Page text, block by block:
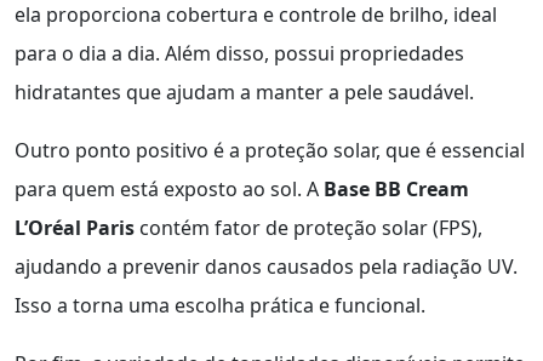
ela proporciona cobertura e controle de brilho, ideal
para o dia a dia. Além disso, possui propriedades
hidratantes que ajudam a manter a pele saudável.
Outro ponto positivo é a proteção solar, que é essencial
para quem está exposto ao sol. A Base BB Cream
L’Oréal Paris contém fator de proteção solar (FPS),
ajudando a prevenir danos causados pela radiação UV.
Isso a torna uma escolha prática e funcional.